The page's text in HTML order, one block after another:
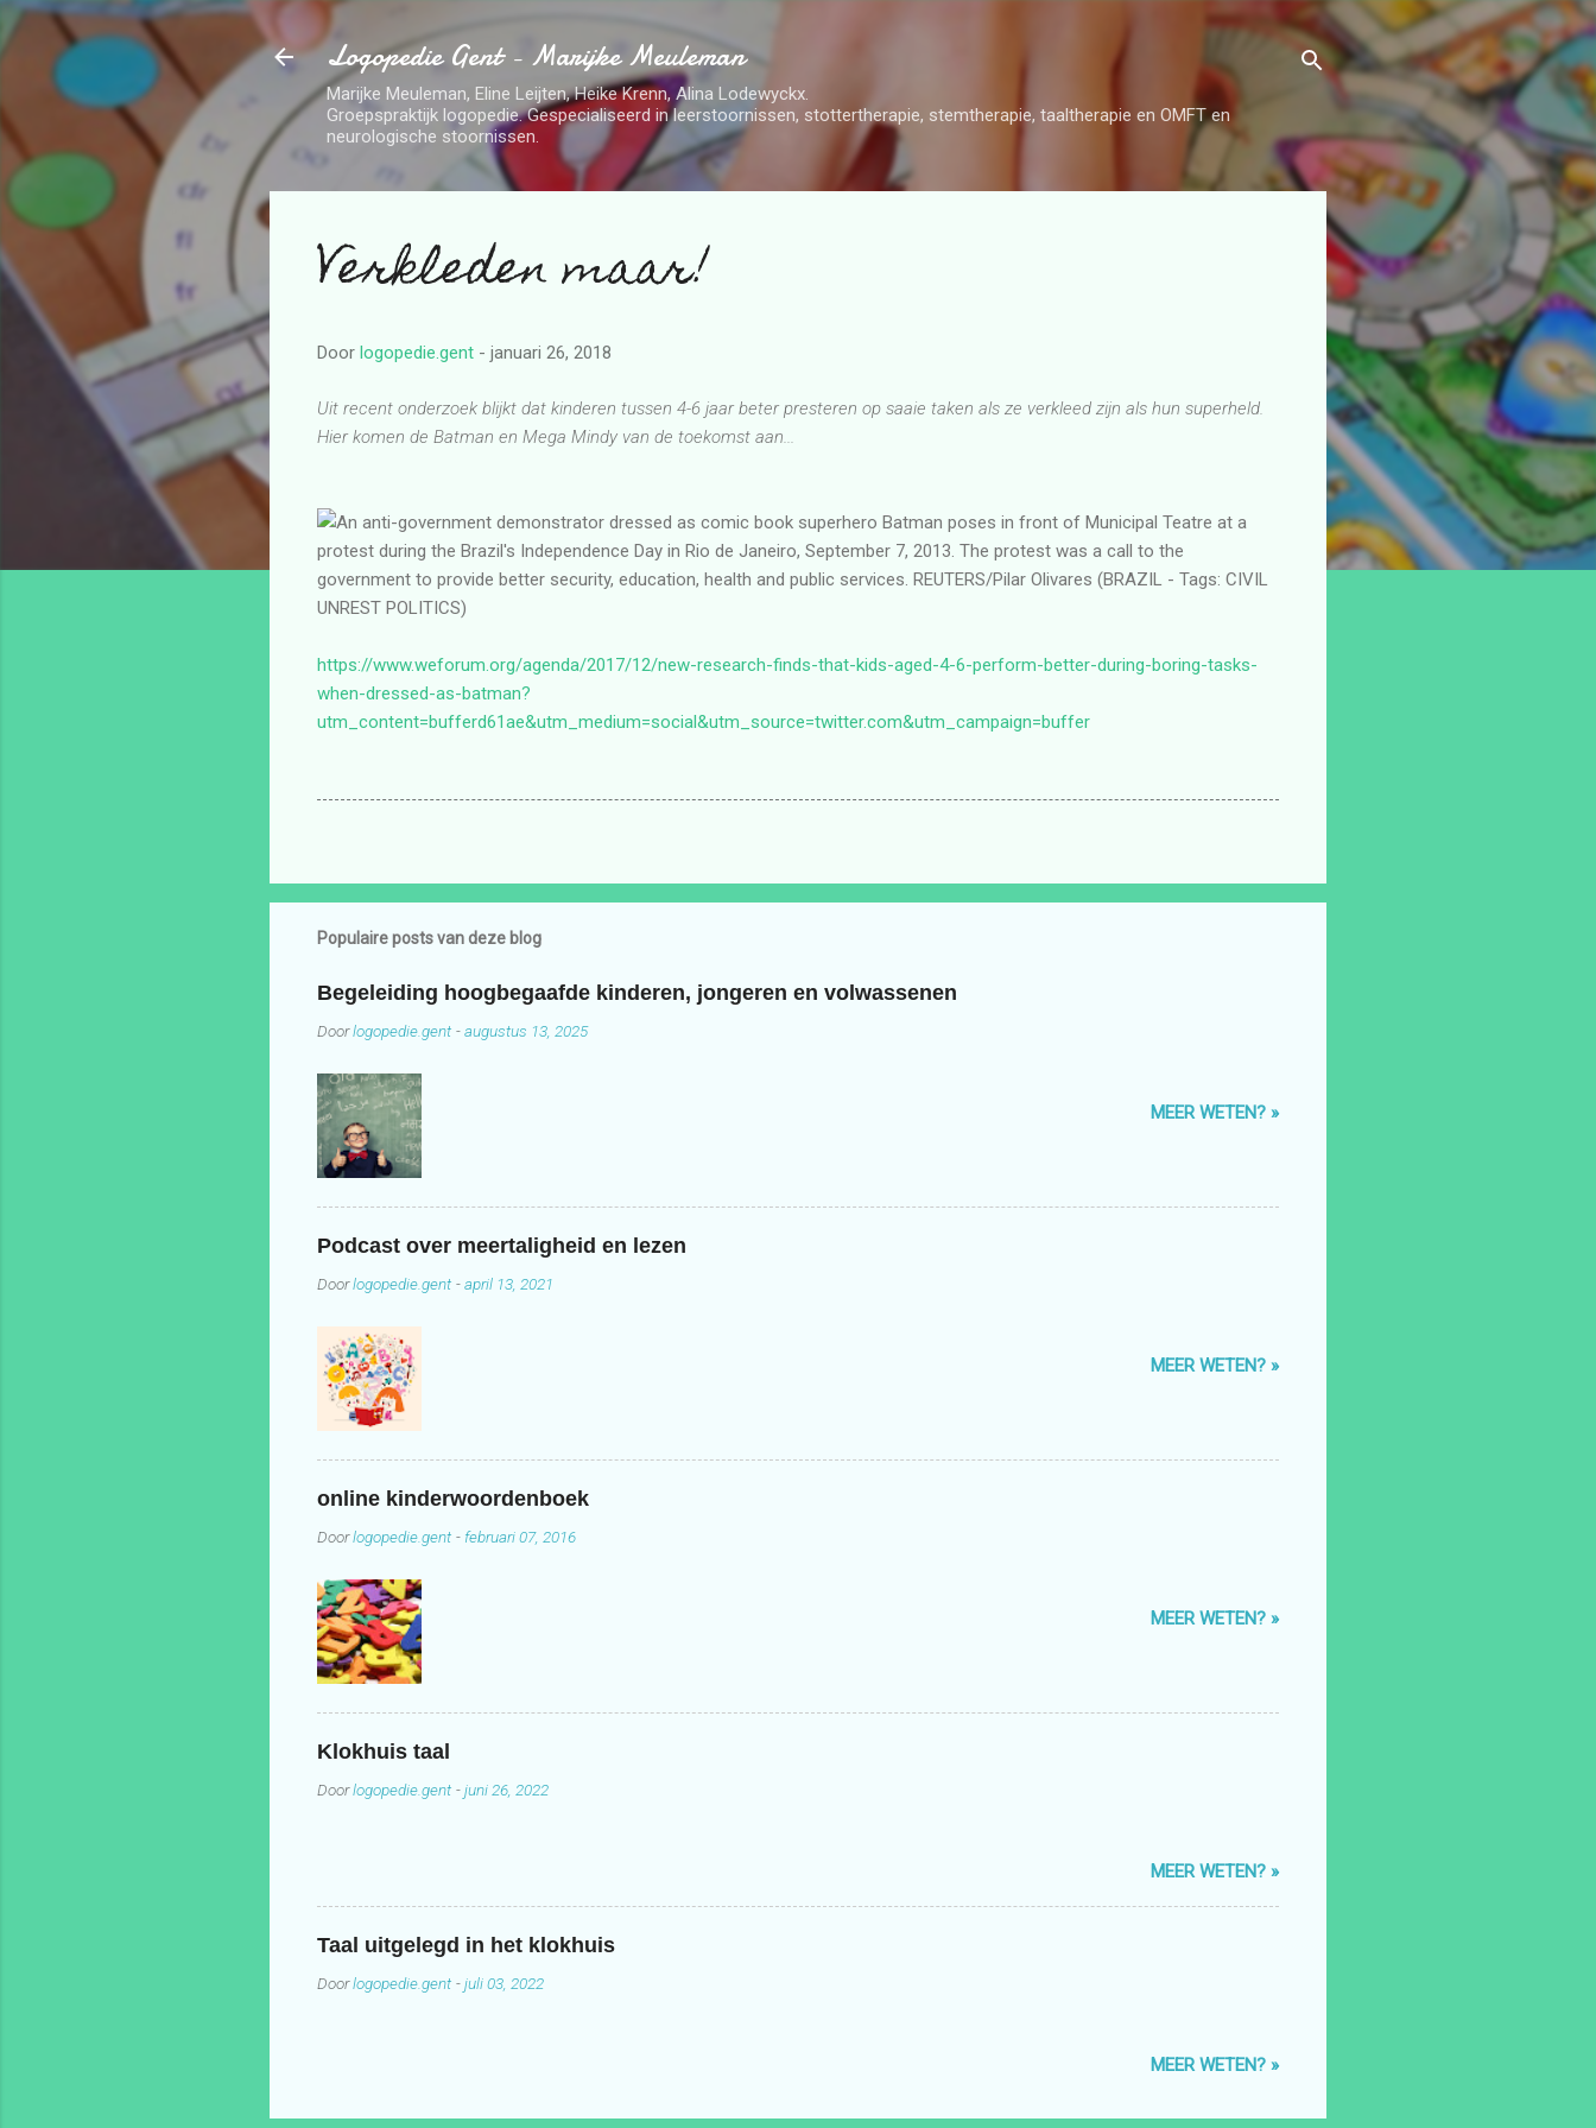
Logopedie Gent - Marijke Meuleman
Marijke Meuleman, Eline Leijten, Heike Krenn, Alina Lodewyckx.
Groepspraktijk logopedie. Gespecialiseerd in leerstoornissen, stottertherapie, stemtherapie, taaltherapie en OMFT en
neurologische stoornissen.
Verkleden maar!
Door logopedie.gent - januari 26, 2018
Uit recent onderzoek blijkt dat kinderen tussen 4-6 jaar beter presteren op saaie taken als ze verkleed zijn als hun superheld.
Hier komen de Batman en Mega Mindy van de toekomst aan...
https://www.weforum.org/agenda/2017/12/new-research-finds-that-kids-aged-4-6-perform-better-during-boring-tasks-
when-dressed-as-batman?
utm_content=bufferd61ae&utm_medium=social&utm_source=twitter.com&utm_campaign=buffer
Populaire posts van deze blog
Begeleiding hoogbegaafde kinderen, jongeren en volwassenen
Doorlogopedie.gent -augustus 13, 2025
MEER WETEN? »
Podcast over meertaligheid en lezen
Doorlogopedie.gent -april 13, 2021
MEER WETEN? »
online kinderwoordenboek
Doorlogopedie.gent - februari 07, 2016
MEER WETEN? »
Klokhuis taal
Doorlogopedie.gent -juni 26, 2022
MEER WETEN? »
Taal uitgelegd in het klokhuis
Doorlogopedie.gent -juli 03, 2022
MEER WETEN? »